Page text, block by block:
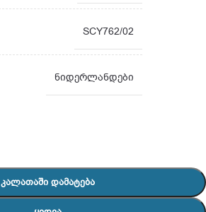
SCY762/02
ნიდერლანდები
ᲙᲐᲚᲐᲗᲐᲨᲘ ᲓᲐᲛᲐᲢᲔᲑᲐ